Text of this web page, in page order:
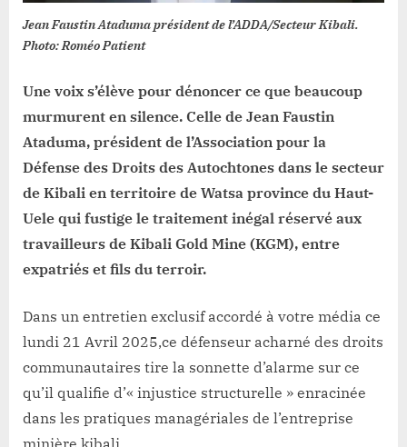
Jean Faustin Ataduma président de l’ADDA/Secteur Kibali.
Photo: Roméo Patient
Une voix s’élève pour dénoncer ce que beaucoup
murmurent en silence. Celle de Jean Faustin
Ataduma, président de l’Association pour la
Défense des Droits des Autochtones dans le secteur
de Kibali en territoire de Watsa province du Haut-
Uele qui fustige le traitement inégal réservé aux
travailleurs de Kibali Gold Mine (KGM), entre
expatriés et fils du terroir.
Dans un entretien exclusif accordé à votre média ce
lundi 21 Avril 2025,ce défenseur acharné des droits
communautaires tire la sonnette d’alarme sur ce
qu’il qualifie d’« injustice structurelle » enracinée
dans les pratiques managériales de l’entreprise